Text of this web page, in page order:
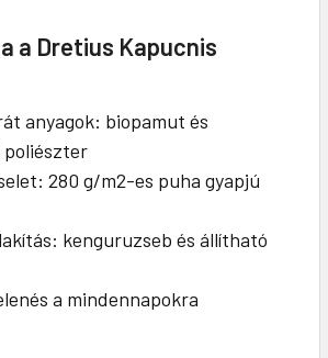
a Dretius Kapucnis
anyagok: biopamut és
280 g/m2-es puha gyapjú
kenguruzseb és állítható
a mindennapokra